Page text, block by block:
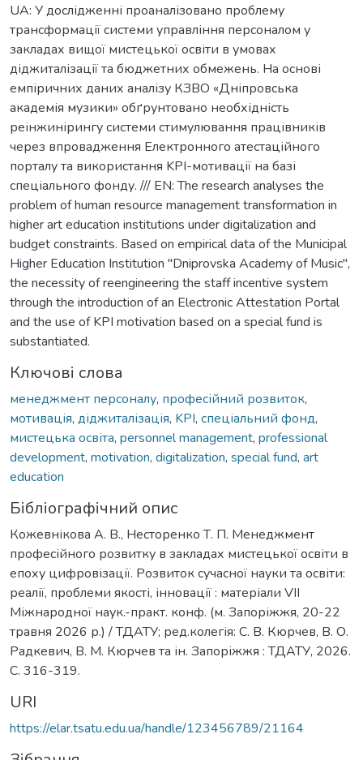
UA: У дослідженні проаналізовано проблему
трансформації системи управління персоналом у
закладах вищої мистецької освіти в умовах
діджиталізації та бюджетних обмежень. На основі
емпіричних даних аналізу КЗВО «Дніпровська
академія музики» обґрунтовано необхідність
реінжинірингу системи стимулювання працівників
через впровадження Електронного атестаційного
порталу та використання KPI-мотивації на базі
спеціального фонду. /// EN: The research analyses the
problem of human resource management transformation in
higher art education institutions under digitalization and
budget constraints. Based on empirical data of the Municipal
Higher Education Institution "Dniprovska Academy of Music",
the necessity of reengineering the staff incentive system
through the introduction of an Electronic Attestation Portal
and the use of KPI motivation based on a special fund is
substantiated.
Ключові слова
менеджмент персоналу, професійний розвиток,
мотивація, діджиталізація, KPI, спеціальний фонд,
мистецька освіта, personnel management, professional
development, motivation, digitalization, special fund, art
education
Бібліографічний опис
Кожевнікова А. В., Несторенко Т. П. Менеджмент
професійного розвитку в закладах мистецької освіти в
епоху цифровізації. Розвиток сучасної науки та освіти:
реалії, проблеми якості, інновації : матеріали VІІ
Міжнародної наук.-практ. конф. (м. Запоріжжя, 20-22
травня 2026 р.) / ТДАТУ; ред.колегія: С. В. Кюрчев, В. О.
Радкевич, В. М. Кюрчев та ін. Запоріжжя : ТДАТУ, 2026.
С. 316-319.
URI
https://elar.tsatu.edu.ua/handle/123456789/21164